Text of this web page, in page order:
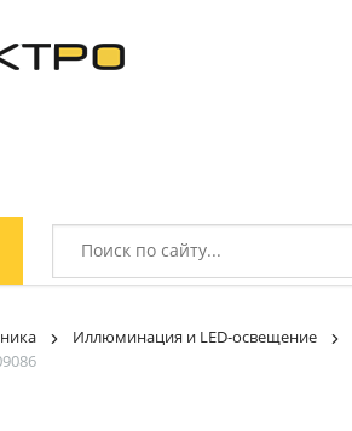
Иллюминация и LED-освещение